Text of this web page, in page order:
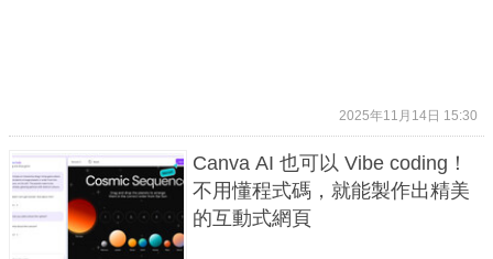
2025年11月14日 15:30
Canva AI 也可以 Vibe coding！
不用懂程式碼，就能製作出精美
的互動式網頁